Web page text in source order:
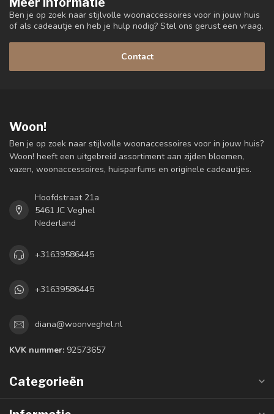
Ben je op zoek naar stijlvolle woonaccessoires voor in jouw huis
of als cadeautje en heb je hulp nodig? Stel ons gerust een vraag.
Contact
Woon!
Ben je op zoek naar stijlvolle woonaccessoires voor in jouw huis?
Woon! heeft een uitgebreid assortiment aan zijden bloemen,
vazen, woonaccessoires, huisparfums en originele cadeautjes.
Hoofdstraat 21a
5461 JC Veghel
Nederland
+31639586445
+31639586445
diana@woonveghel.nl
KVK nummer: 92573657
Categorieën